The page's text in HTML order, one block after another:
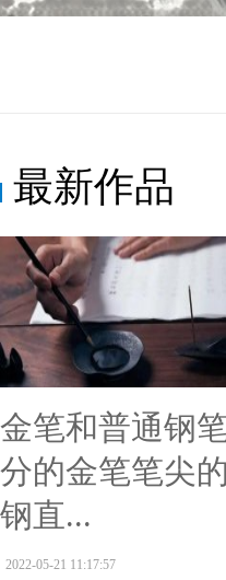
最新作品
金笔和普通钢
分的金笔笔尖
钢直...
2022-05-21 11:17:57